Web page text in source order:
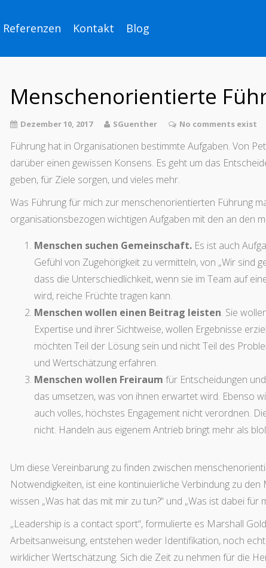
Referenzen Kontakt Blog
Menschenorientierte
Dezember 10, 2017 SGuenther No comments exist
Führung hat in Organisationen bestimmte Aufgaben. Von
darüber einen gewissen Konsens. Es geht um das
geben, für Ziele sorgen, und vieles mehr.
Was Führung für mich zur menschenorientierten Führung
organisationsbezogen wichtigen Aufgaben mit den an den
Menschen suchen Gemeinschaft.Es ist auch
Gefühl von Zugehörigkeit zu vermitteln, von „Wir sind
dass die Unterschiedlichkeit, wenn sie im Team auf
wird, reiche Früchte tragen kann.
Menschen wollen einen Beitrag leisten. Sie
Expertise und ihrer Sichtweise, wollen Ergebnisse
möchten Teil der Lösung sein und nicht Teil des
und Wertschätzung erfahren.
Menschen wollen Freiraum für Entscheidungen
das umsetzen, was von ihnen erwartet wird. Ebenso
auch volles, höchstes Engagement nicht verordnen.
nicht. Handeln aus eigenem Antrieb bringt mehr als
Um diese Vereinbarung zu finden zwischen
Notwendigkeiten, ist eine kontinuierliche Verbindung zu
wissen „Was hat das mit mir zu tun?“ und „Was ist dabei für
„Leadership is a contact sport“, formulierte es Marshall
Arbeitsanweisung, entstehen weder Identifikation, noch
wirklicher Wertschätzung. Sich die Zeit zu nehmen für die